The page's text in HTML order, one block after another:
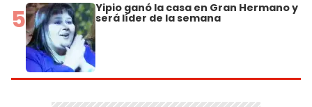
5 Yipio ganó la casa en Gran Hermano y
será líder de la semana